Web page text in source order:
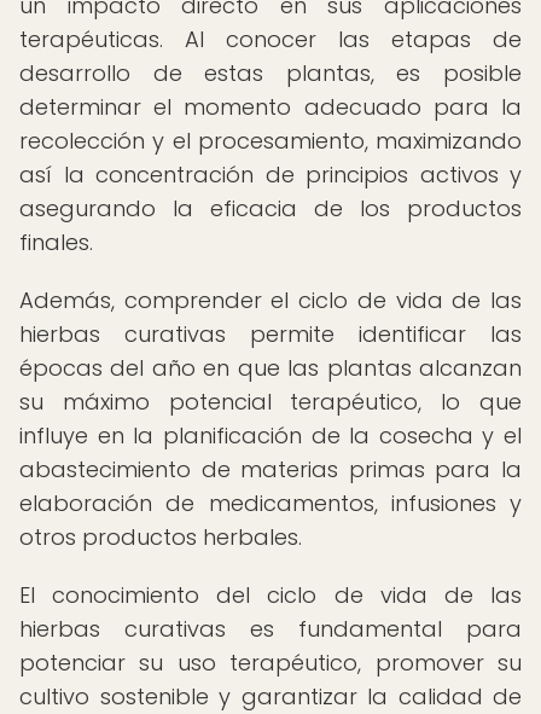
terapéuticas. Al conocer las etapas de
desarrollo de estas plantas, es posible
determinar el momento adecuado para la
recolección y el procesamiento, maximizando
así la concentración de principios activos y
asegurando la eficacia de los productos
finales.
Además, comprender el ciclo de vida de las
hierbas curativas permite identificar las
épocas del año en que las plantas alcanzan
su máximo potencial terapéutico, lo que
influye en la planificación de la cosecha y el
abastecimiento de materias primas para la
elaboración de medicamentos, infusiones y
otros productos herbales.
El conocimiento del ciclo de vida de las
hierbas curativas es fundamental para
potenciar su uso terapéutico, promover su
cultivo sostenible y garantizar la calidad de